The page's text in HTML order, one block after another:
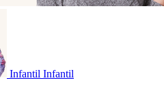
Infantil Infantil